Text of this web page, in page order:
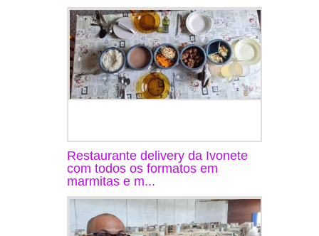
Restaurante delivery da Ivonete
com todos os formatos em
marmitas e m...